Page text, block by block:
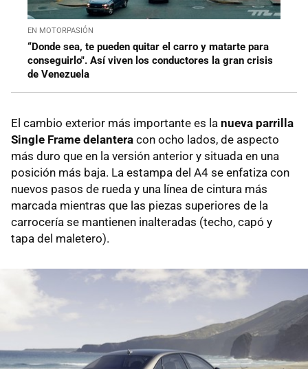
EN MOTORPASIÓN
“Donde sea, te pueden quitar el carro y matarte para
conseguirlo". Así viven los conductores la gran crisis
de Venezuela
El cambio exterior más importante es la nueva parrilla
Single Frame delantera con ocho lados, de aspecto
más duro que en la versión anterior y situada en una
posición más baja. La estampa del A4 se enfatiza con
nuevos pasos de rueda y una línea de cintura más
marcada mientras que las piezas superiores de la
carrocería se mantienen inalteradas (techo, capó y
tapa del maletero).